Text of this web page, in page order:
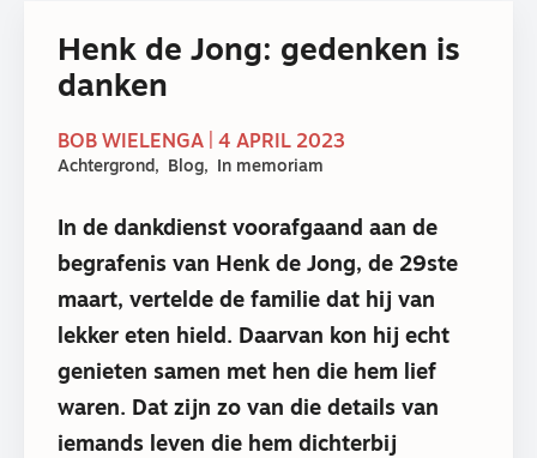
Henk de Jong: gedenken is
danken
BOB WIELENGA | 4 APRIL 2023
Achtergrond Blog In memoriam
In de dankdienst voorafgaand aan de
begrafenis van Henk de Jong, de 29ste
maart, vertelde de familie dat hij van
lekker eten hield. Daarvan kon hij echt
genieten samen met hen die hem lief
waren. Dat zijn zo van die details van
iemands leven die hem dichterbij